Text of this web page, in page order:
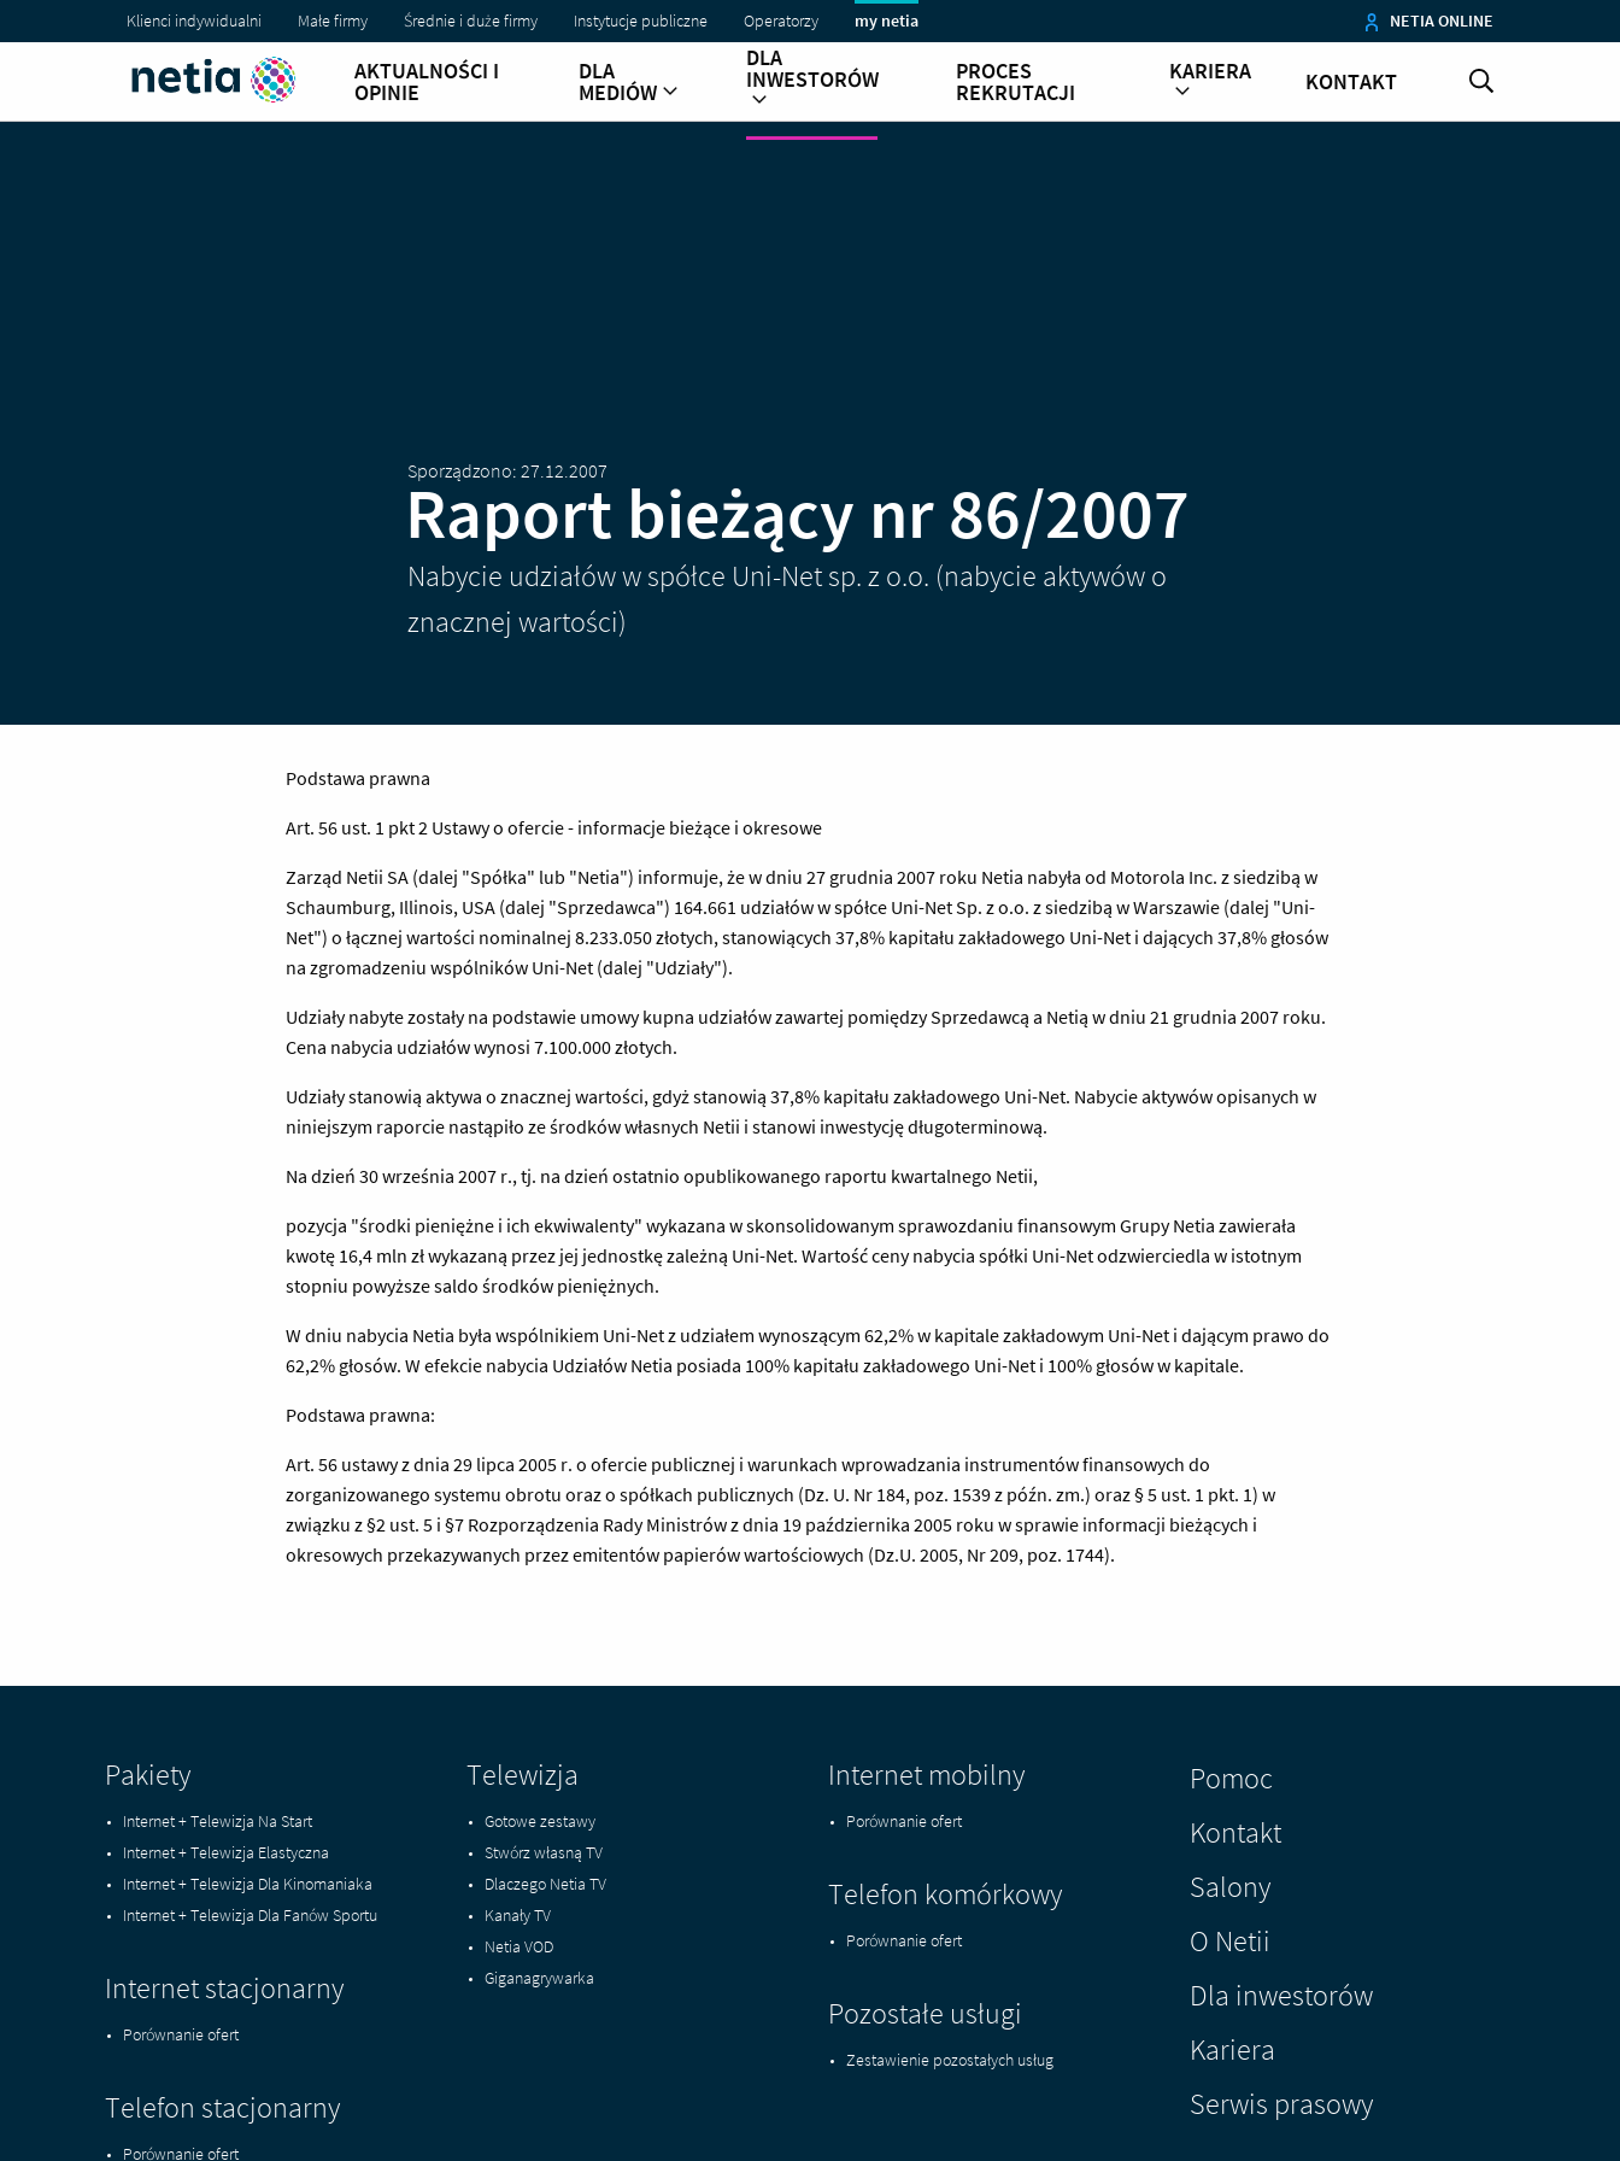
Klienci indywidualni Małe firmy Średnie i duże firmy Instytucje publiczne Operatorzy my netia NETIA ONLINE
AKTUALNOŚCI I
OPINIE
DLA
MEDIÓW
DLA
INWESTORÓW PROCES
REKRUTACJI
KARIERA KONTAKT
Sporządzono: 27.12.2007
Raport bieżący nr 86/2007
Nabycie udziałów w spółce Uni-Net sp. z o.o. (nabycie aktywów o
znacznej wartości)
Podstawa prawna
Art. 56 ust. 1 pkt 2 Ustawy o ofercie - informacje bieżące i okresowe
Zarząd Netii SA (dalej "Spółka" lub "Netia") informuje, że w dniu 27 grudnia 2007 roku Netia nabyła od Motorola Inc. z siedzibą w
Schaumburg, Illinois, USA (dalej "Sprzedawca") 164.661 udziałów w spółce Uni-Net Sp. z o.o. z siedzibą w Warszawie (dalej "Uni-
Net") o łącznej wartości nominalnej 8.233.050 złotych, stanowiących 37,8% kapitału zakładowego Uni-Net i dających 37,8% głosów
na zgromadzeniu wspólników Uni-Net (dalej "Udziały").
Udziały nabyte zostały na podstawie umowy kupna udziałów zawartej pomiędzy Sprzedawcą a Netią w dniu 21 grudnia 2007 roku.
Cena nabycia udziałów wynosi 7.100.000 złotych.
Udziały stanowią aktywa o znacznej wartości, gdyż stanowią 37,8% kapitału zakładowego Uni-Net. Nabycie aktywów opisanych w
niniejszym raporcie nastąpiło ze środków własnych Netii i stanowi inwestycję długoterminową.
Na dzień 30 września 2007 r., tj. na dzień ostatnio opublikowanego raportu kwartalnego Netii,
pozycja "środki pieniężne i ich ekwiwalenty" wykazana w skonsolidowanym sprawozdaniu finansowym Grupy Netia zawierała
kwotę 16,4 mln zł wykazaną przez jej jednostkę zależną Uni-Net. Wartość ceny nabycia spółki Uni-Net odzwierciedla w istotnym
stopniu powyższe saldo środków pieniężnych.
W dniu nabycia Netia była wspólnikiem Uni-Net z udziałem wynoszącym 62,2% w kapitale zakładowym Uni-Net i dającym prawo do
62,2% głosów. W efekcie nabycia Udziałów Netia posiada 100% kapitału zakładowego Uni-Net i 100% głosów w kapitale.
Podstawa prawna:
Art. 56 ustawy z dnia 29 lipca 2005 r. o ofercie publicznej i warunkach wprowadzania instrumentów finansowych do
zorganizowanego systemu obrotu oraz o spółkach publicznych (Dz. U. Nr 184, poz. 1539 z późn. zm.) oraz § 5 ust. 1 pkt. 1) w
związku z §2 ust. 5 i §7 Rozporządzenia Rady Ministrów z dnia 19 października 2005 roku w sprawie informacji bieżących i
okresowych przekazywanych przez emitentów papierów wartościowych (Dz.U. 2005, Nr 209, poz. 1744).
Pakiety
Internet + Telewizja Na Start
Internet + Telewizja Elastyczna
Internet + Telewizja Dla Kinomaniaka
Internet + Telewizja Dla Fanów Sportu
Internet stacjonarny
Porównanie ofert
Telefon stacjonarny
Porównanie ofert
Telewizja
Gotowe zestawy
Stwórz własną TV
Dlaczego Netia TV
Kanały TV
Netia VOD
Giganagrywarka
Internet mobilny
Porównanie ofert
Telefon komórkowy
Porównanie ofert
Pozostałe usługi
Zestawienie pozostałych usług
Pomoc
Kontakt
Salony
O Netii
Dla inwestorów
Kariera
Serwis prasowy